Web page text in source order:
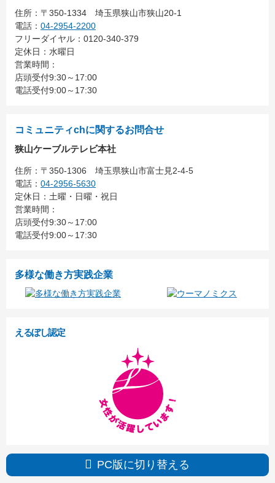
住所： 〒350-1334 埼玉県狭山市狭山20-1
電話： 04-2954-2200
フリーダイヤル：0120-340-379
定休日：水曜日
営業時間：
店頭受付9:30～17:00
電話受付9:00～17:30
コミュニティchに関するお問合せ
狭山ケーブルテレビ本社
住所： 〒350-1306 埼玉県狭山市富士見2-4-5
電話： 04-2956-5630
定休日：土曜・日曜・祝日
営業時間：
店頭受付9:30～17:00
電話受付9:00～17:30
多様な働き方実践企業
えるぼし認定
PC版に切り替える